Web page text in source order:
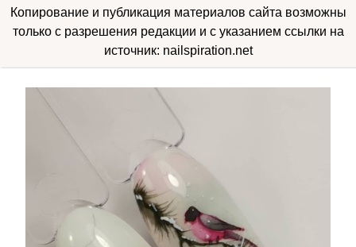
Копирование и публикация материалов сайта возможны
только с разрешения редакции и с указанием ссылки на
источник: nailspiration.net